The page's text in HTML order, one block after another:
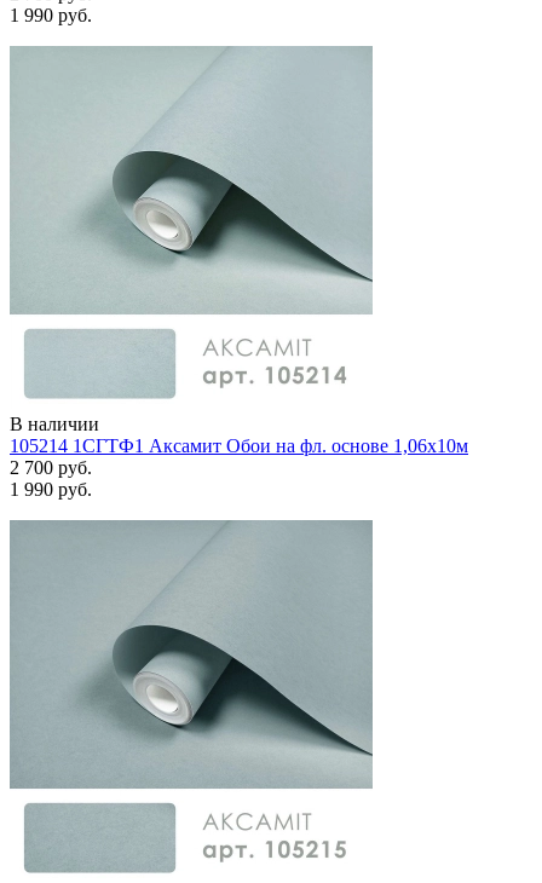
1 990 руб.
В наличии
105214 1СГТФ1 Аксамит Обои на фл. основе 1,06х10м
2 700 руб.
1 990 руб.